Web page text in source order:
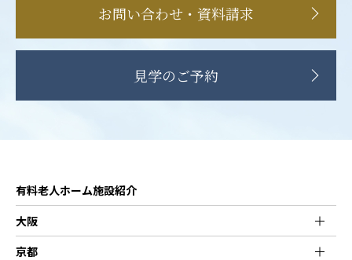
お問い合わせ・資料請求
見学のご予約
有料老人ホーム施設紹介
大阪
京都